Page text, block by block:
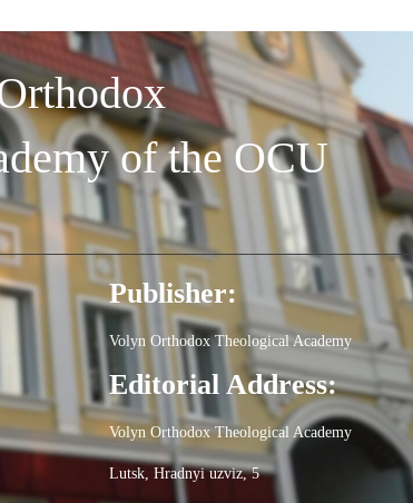
of the OCU
Publisher:
Volyn Orthodox Theological Academy
Editorial Address:
Volyn Orthodox Theological Academy
Lutsk, Hradnyi uzviz, 5